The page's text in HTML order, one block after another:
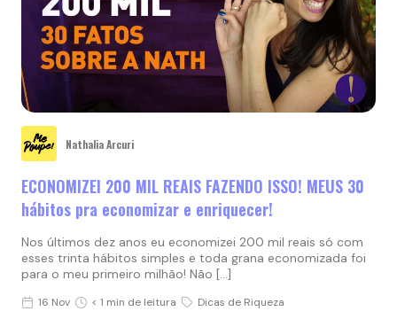
Nathalia Arcuri
ECONOMIZEI 200 MIL REAIS FAZENDO ISSO! MEUS 30
hábitos pra economizar e enriquecer!
Nos últimos dez anos eu economizei 200 mil reais só com
esses trinta hábitos simples e toda grana economizada foi
para o meu primeiro milhão! Não […]
16 Nov < 1 min de leitura Dicas de Riqueza